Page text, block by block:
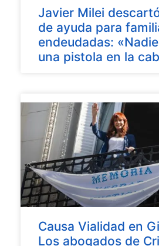
Javier Milei
de ayuda para
endeudadas:
una pistola en la
Causa Vialidad en
Los abogados de